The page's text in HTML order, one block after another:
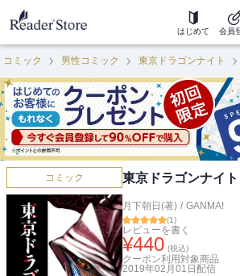
はじめて 会員
コミック 男性コミック 東京ドラゴンナイト
コミック 東京ドラゴンナイト
月下朝日(著) / GANMA!
(1)
レビューを書く
¥440 (税込)
クーポン利用対象商品
2019年02月01日 配信